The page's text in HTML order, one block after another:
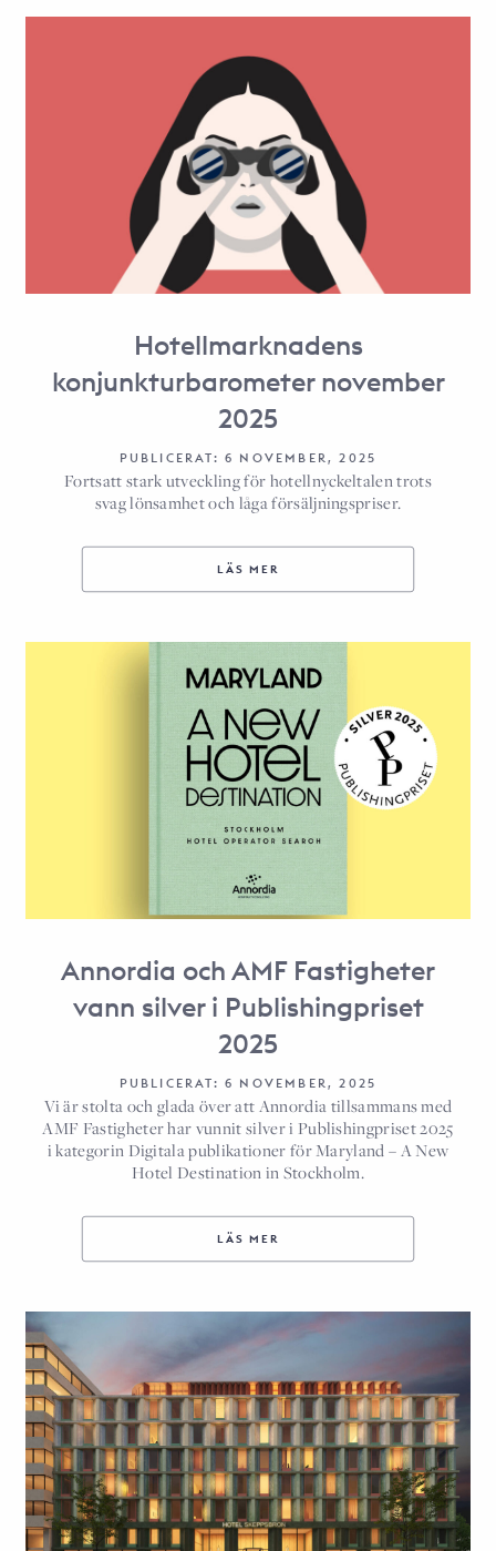
Hotellmarknadens
konjunkturbarometer november
2025
PUBLICERAT: 6 NOVEMBER, 2025
Fortsatt stark utveckling för hotellnyckeltalen trots
svag lönsamhet och låga försäljningspriser.
LÄS MER
Annordia och AMF Fastigheter
vann silver i Publishingpriset
2025
PUBLICERAT: 6 NOVEMBER, 2025
Vi är stolta och glada över att Annordia tillsammans med
AMF Fastigheter har vunnit silver i Publishingpriset 2025
i kategorin Digitala publikationer för Maryland – A New
Hotel Destination in Stockholm.
LÄS MER